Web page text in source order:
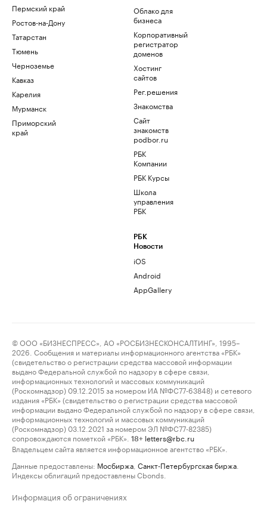
Пермский край
Ростов-на-Дону
Татарстан
Тюмень
Черноземье
Кавказ
Карелия
Мурманск
Приморский
край
Облако для
бизнеса
Корпоративный
регистратор
доменов
Хостинг
сайтов
Рег.решения
Знакомства
Сайт
знакомств
podbor.ru
РБК
Компании
РБК Курсы
Школа
управления
РБК
РБК
Новости
iOS
Android
AppGallery
© ООО «БИЗНЕСПРЕСС», АО «РОСБИЗНЕСКОНСАЛТИНГ», 1995–
2026. Сообщения и материалы информационного агентства «РБК»
(свидетельство о регистрации средства массовой информации
выдано Федеральной службой по надзору в сфере связи,
информационных технологий и массовых коммуникаций
(Роскомнадзор) 09.12.2015 за номером ИА №ФС77-63848) и сетевого
издания «РБК» (свидетельство о регистрации средства массовой
информации выдано Федеральной службой по надзору в сфере связи,
информационных технологий и массовых коммуникаций
(Роскомнадзор) 03.12.2021 за номером ЭЛ №ФС77-82385)
сопровождаются пометкой «РБК».
18+ letters@rbc.ru
Владельцем сайта является информационное агентство «РБК».
Данные предоставлены: Мосбиржа Санкт-Петербургская биржа
Индексы облигаций предоставлены Cbonds.
Информация об ограничениях